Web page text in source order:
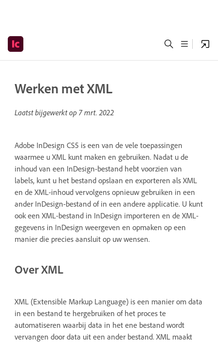
Werken met XML
Laatst bijgewerkt op 7 mrt. 2022
Adobe InDesign CS5 is een van de vele toepassingen
waarmee u XML kunt maken en gebruiken. Nadat u de
inhoud van een InDesign-bestand hebt voorzien van
labels, kunt u het bestand opslaan en exporteren als XML
en de XML-inhoud vervolgens opnieuw gebruiken in een
ander InDesign-bestand of in een andere applicatie. U kunt
ook een XML-bestand in InDesign importeren en de XML-
gegevens in InDesign weergeven en opmaken op een
manier die precies aansluit op uw wensen.
Over XML
XML (Extensible Markup Language) is een manier om data
in een bestand te hergebruiken of het proces te
automatiseren waarbij data in het ene bestand wordt
vervangen door data uit een ander bestand. XML maakt